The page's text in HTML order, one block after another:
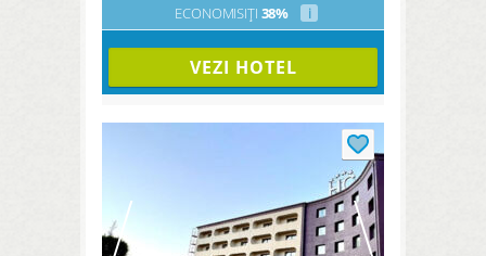
ECONOMISIȚI 38% i
VEZI HOTEL